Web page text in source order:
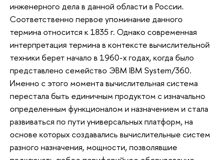
инженерного дела в данной области в России.
Соответственно первое упоминание данного
термина относится к 1835 г. Однако современная
интерпретация термина в контексте вычислительной
техники берет начало в 1960-х годах, когда было
представлено семейство ЭВМ IBM System/360.
Именно с этого момента вычислительная система
перестала быть единичным продуктом с изначально
определенным функционалом и назначением и стала
развиваться по пути универсальных платформ, на
основе которых создавались вычислительные систем
разного назначения, мощности, позволявшие